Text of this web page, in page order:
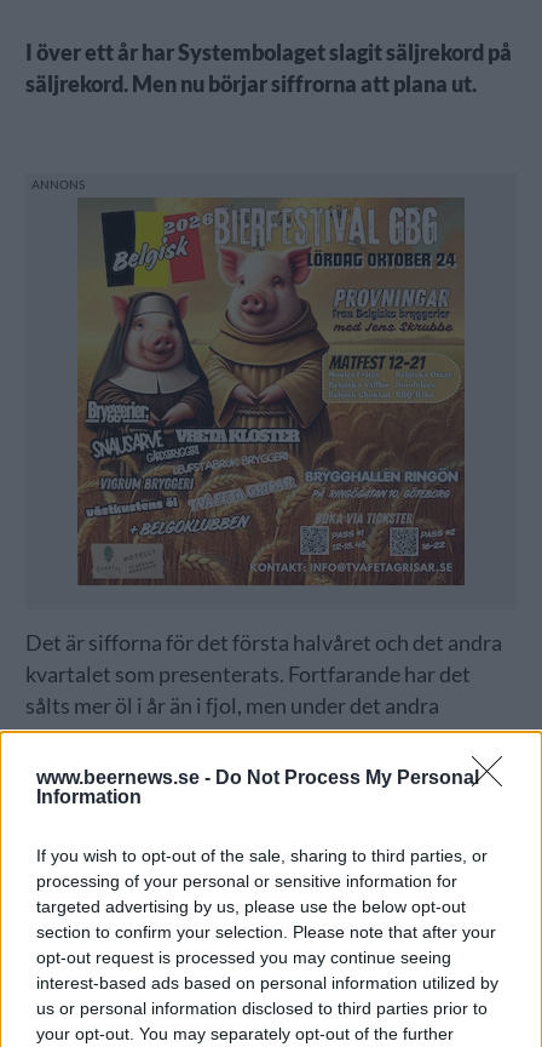
www.beernews.se - Do Not Process My Personal
Information
If you wish to opt-out of the sale, sharing to third parties, or
processing of your personal or sensitive information for
targeted advertising by us, please use the below opt-out
section to confirm your selection. Please note that after your
opt-out request is processed you may continue seeing
interest-based ads based on personal information utilized by
us or personal information disclosed to third parties prior to
your opt-out. You may separately opt-out of the further
I över ett år har Systembolaget slagit säljrekord på
säljrekord. Men nu börjar siffrorna att plana ut.
Det är sifforna för det första halvåret och det andra
kvartalet som presenterats. Fortfarande har det
sålts mer öl i år än i fjol, men under det andra
kvartalet låg försäljningen ungefär på samma nivå
som i fjol.
liter öl och motsvarande siffra i fjol låg på 84,9
miljoner liter öl.
En stor anledning till det är förstås att det andra
kvartalet är det första som mäts mot siffror som
även i fjol påverkades av pandemin.
Men tack vare den starka ökningen under det första